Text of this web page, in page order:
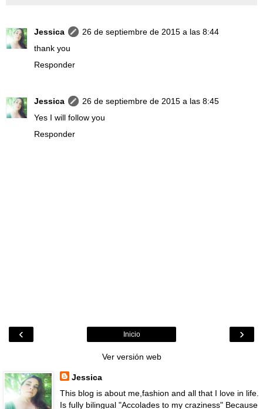
Jessica
26 de septiembre de 2015 a las 8:44
thank you
Responder
Jessica
26 de septiembre de 2015 a las 8:45
Yes I will follow you
Responder
‹ ›
Inicio
Ver versión web
Jessica
This blog is about me,fashion and all that I love in life.
Is fully bilingual "Accolades to my craziness" Because